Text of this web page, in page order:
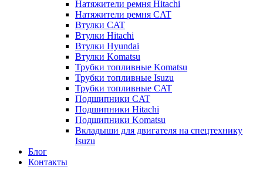
Натяжители ремня Hitachi
Натяжители ремня CAT
Втулки CAT
Втулки Hitachi
Втулки Hyundai
Втулки Komatsu
Трубки топливные Komatsu
Трубки топливные Isuzu
Трубки топливные CAT
Подшипники CAT
Подшипники Hitachi
Подшипники Komatsu
Вкладыши для двигателя на спецтехнику
Isuzu
Блог
Контакты